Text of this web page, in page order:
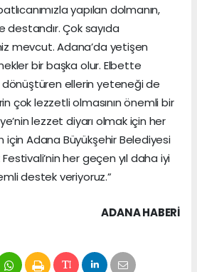
yapılan dolmanın,
Çok sayıda
mevcut. Adana’da yetişen
bir başka olur. Elbette
ellerin yeteneği de
çok lezzetli olmasının önemli bir
lezzet diyarı olmak için her
için Adana Büyükşehir Belediyesi
her geçen yıl daha iyi
destek veriyoruz.”
ADANA HABERİ